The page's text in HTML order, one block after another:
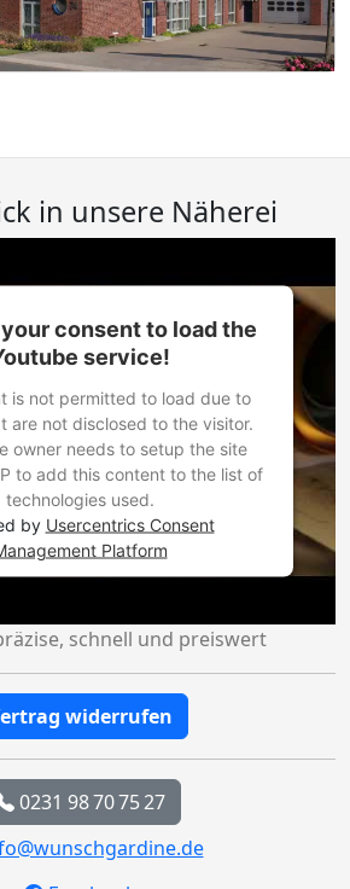
in unsere Näherei
consent to load the
service!
is not permitted to load due to
are not disclosed to the visitor.
owner needs to setup the site
to add this content to the list of
technologies used.
by Usercentrics Consent
Platform
schnell und preiswert
widerrufen
0231 98 70 75 27